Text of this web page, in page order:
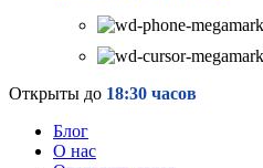
Открыты до 18:30 часов
Блог
О нас